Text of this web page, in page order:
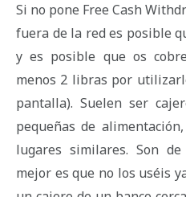
Si no pone Free Cash
fuera de la red es posible
y es posible que os
menos 2 libras por
pantalla). Suelen ser
pequeñas de
lugares similares. Son
mejor es que no los uséis